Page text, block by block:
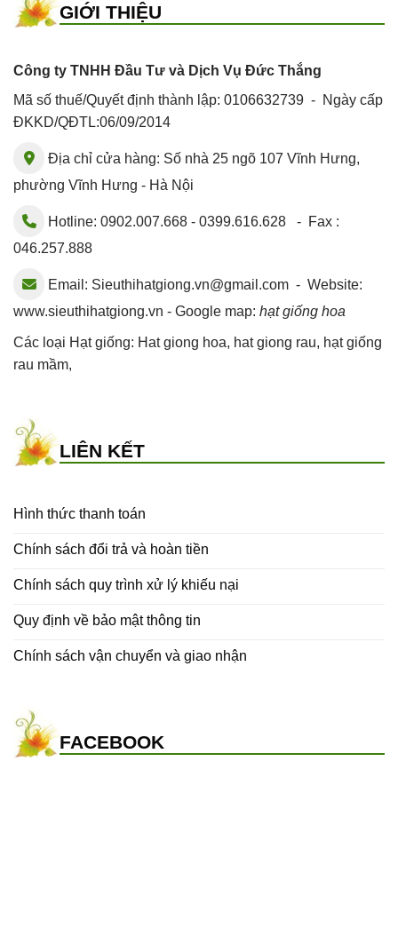
GIỚI THIỆU
Công ty TNHH Đầu Tư và Dịch Vụ Đức Thắng
Mã số thuế/Quyết định thành lập: 0106632739 - Ngày cấp
ĐKKD/QĐTL:06/09/2014
Địa chỉ cửa hàng: Số nhà 25 ngõ 107 Vĩnh Hưng,
phường Vĩnh Hưng - Hà Nội
Hotline: 0902.007.668 - 0399.616.628 - Fax :
046.257.888
Email: Sieuthihatgiong.vn@gmail.com - Website:
www.sieuthihatgiong.vn - Google map: hạt giống hoa
Các loại Hạt giống: Hat giong hoa, hat giong rau, hạt giống
rau mầm,
LIÊN KẾT
Hình thức thanh toán
Chính sách đổi trả và hoàn tiền
Chính sách quy trình xử lý khiếu nại
Quy định về bảo mật thông tin
Chính sách vận chuyển và giao nhận
FACEBOOK